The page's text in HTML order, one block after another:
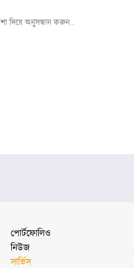
পোর্টফোলিও
নিউজ
সার্ভিস